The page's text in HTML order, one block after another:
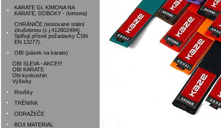
»
KARATE GI, KIMONA NA
KARATE, DOBOKY - (kimona)
•
CHRÁNIČE (testované státní
zkušebnou (c.j.412602494).
Splňují přísné požadavky ČSN
EN 13277).
»
OBI (pásek na karate)
OBI SLEVA - AKCE!!!
OBI KARATE
Obi kyokushin
Výšivky
• Roušky
• TRÉNINK
• ODRAŽEČE
• BOX MATERIAL